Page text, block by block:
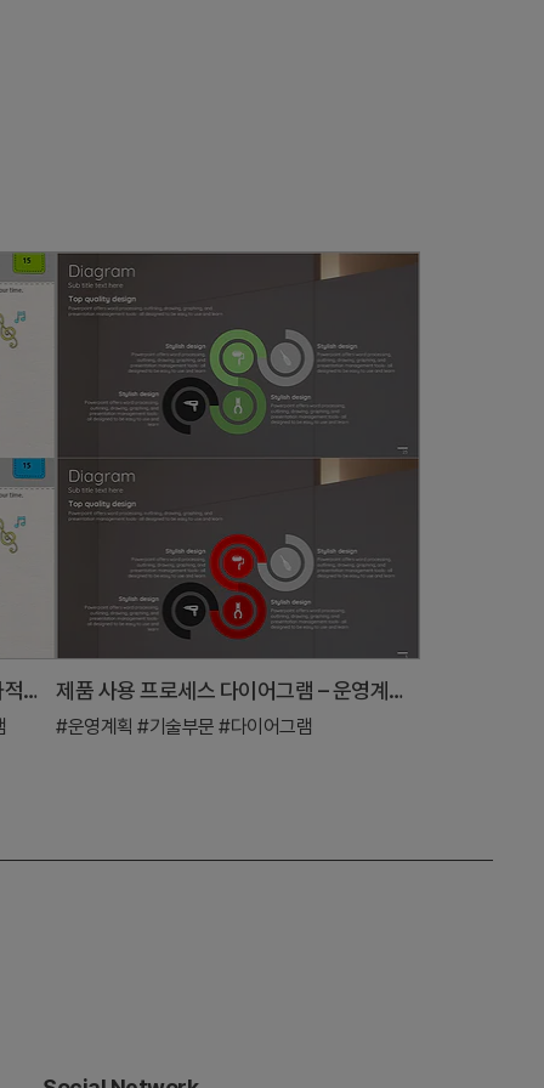
학습 말풍선 인포그래픽 템플릿 - 효과적이고 눈에 띄는 디자인 제품 사용 프로세스 다이어그램 – 운영계획 및 기술 부문
#운영계획 #기술부문 #다이어그램